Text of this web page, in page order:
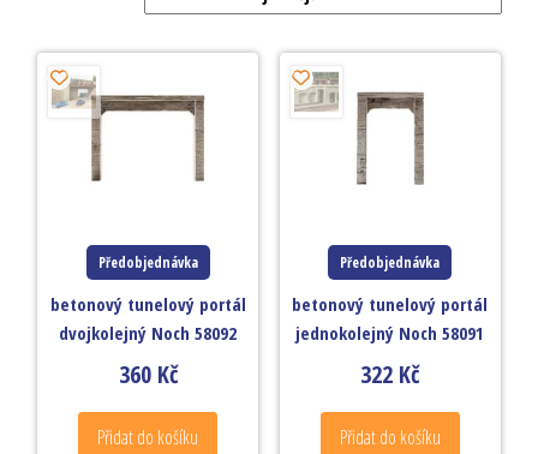
Předobjednávka
betonový tunelový portál
dvojkolejný Noch 58092
360 Kč
Přidat do košíku
Předobjednávka
betonový tunelový portál
jednokolejný Noch 58091
322 Kč
Přidat do košíku